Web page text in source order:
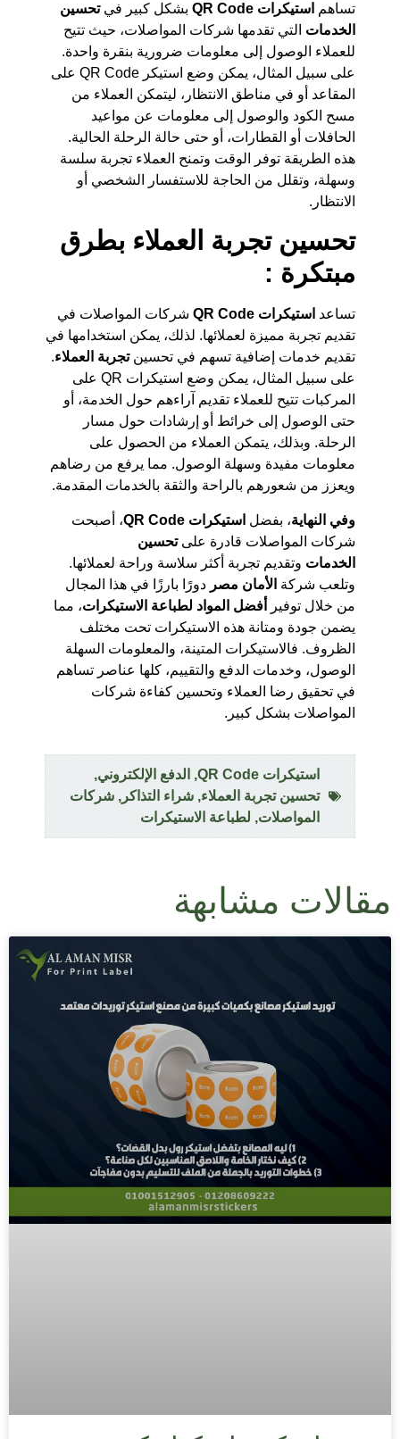
تساهم استيكرات QR Code بشكل كبير فيتحسين
الخدمات التي تقدمها شركات المواصلات، حيث تتيح
للعملاء الوصول إلى معلومات ضرورية بنقرة واحدة.
على سبيل المثال، يمكن وضع استيكر QR Code على
المقاعد أو في مناطق الانتظار، ليتمكن العملاء من
مسح الكود والوصول إلى معلومات عن مواعيد
الحافلات أو القطارات، أو حتى حالة الرحلة الحالية.
هذه الطريقة توفر الوقت وتمنح العملاء تجربة سلسة
وسهلة، وتقلل من الحاجة للاستفسار الشخصي أو
الانتظار.
تحسين تجربة العملاء بطرق
مبتكرة :
تساعد استيكرات QR Code
شركات المواصلات في
تقديم تجربة مميزة لعملائها. لذلك، يمكن استخدامها في
تقديم خدمات إضافية تسهم في تحسينتجربة العملاء.
على سبيل المثال، يمكن وضع استيكرات QR على
المركبات تتيح للعملاء تقديم آراءهم حول الخدمة، أو
حتى الوصول إلى خرائط أو إرشادات حول مسار
الرحلة. وبذلك، يتمكن العملاء من الحصول على
معلومات مفيدة وسهلة الوصول. مما يرفع من رضاهم
ويعزز من شعورهم بالراحة والثقة بالخدمات المقدمة.
وفي النهاية، بفضل استيكرات QR Code
، أصبحت
شركات المواصلات قادرة علىتحسين
الخدمات وتقديم تجربة أكثر سلاسة وراحة لعملائها.
وتلعب شركة الأمان مصر دورًا بارزًا في هذا المجال
من خلال توفير
أفضل المواد لطباعة الاستيكرات، مما
يضمن جودة ومتانة هذه الاستيكرات تحت مختلف
الظروف. فالاستيكرات المتينة، والمعلومات السهلة
الوصول، وخدمات الدفع والتقييم، كلها عناصر تساهم
في تحقيق رضا العملاء وتحسين كفاءة شركات
المواصلات بشكل كبير.
استيكرات QR Code , الدفع الإلكتروني,
تحسين تجربة العملاء, شراء التذاكر , شركات
المواصلات, لطباعة الاستيكرات
مقالات مشابهة